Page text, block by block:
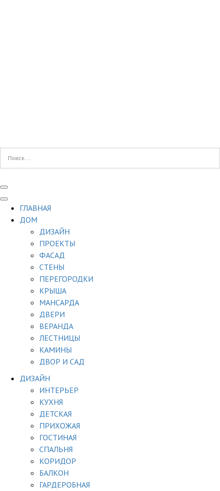
ГЛАВНАЯ
ДОМ
ДИЗАЙН
ПРОЕКТЫ
ФАСАД
СТЕНЫ
ПЕРЕГОРОДКИ
КРЫША
МАНСАРДА
ДВЕРИ
ВЕРАНДА
ЛЕСТНИЦЫ
КАМИНЫ
ДВОР И САД
ДИЗАЙН
ИНТЕРЬЕР
КУХНЯ
ДЕТСКАЯ
ПРИХОЖАЯ
ГОСТИНАЯ
СПАЛЬНЯ
КОРИДОР
БАЛКОН
ГАРДЕРОБНАЯ